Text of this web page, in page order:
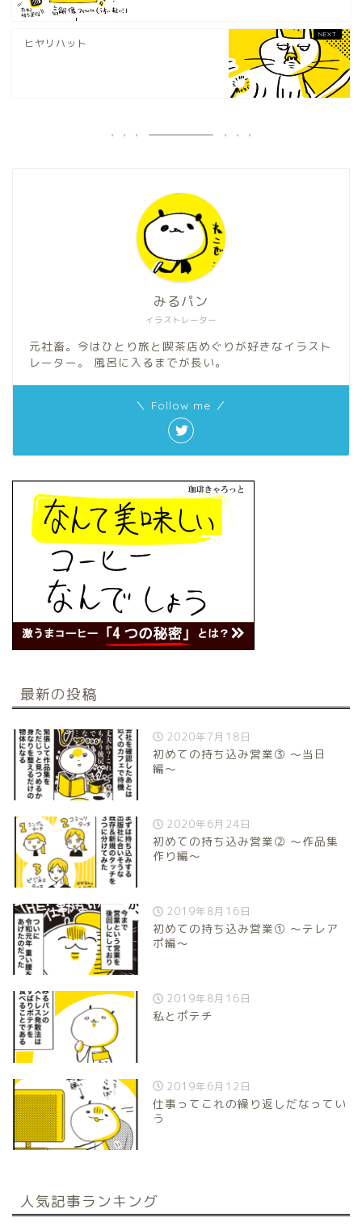
ヒヤリハット
イラストレーター
みるパン
元社畜。今はひとり旅と喫茶店めぐりが好きなイラスト
レーター。 風呂に入るまでが長い。
＼ Follow me ／
最新の投稿
2020年7月18日
初めての持ち込み営業③ 〜当日
編〜
2020年6月24日
初めての持ち込み営業② 〜作品集
作り編〜
2019年8月16日
初めての持ち込み営業① 〜テレア
ポ編〜
2019年8月16日
私とポテチ
2019年6月12日
仕事ってこれの繰り返しだなってい
う
人気記事ランキング